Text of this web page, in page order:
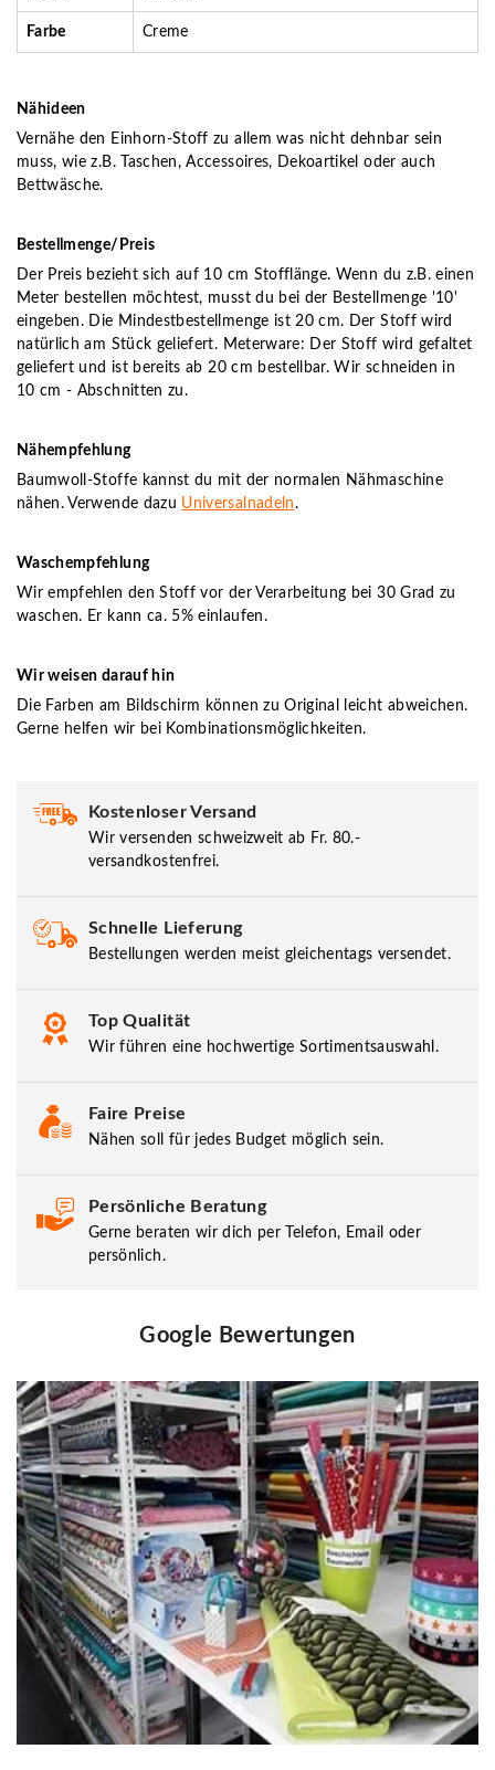
Farbe Creme
Nähideen
Vernähe den Einhorn-Stoff zu allem was nicht dehnbar sein
muss, wie z.B. Taschen, Accessoires, Dekoartikel oder auch
Bettwäsche.
Bestellmenge/Preis
Der Preis bezieht sich auf 10 cm Stofflänge. Wenn du z.B. einen
Meter bestellen möchtest, musst du bei der Bestellmenge '10'
eingeben. Die Mindestbestellmenge ist 20 cm. Der Stoff wird
natürlich am Stück geliefert. Meterware: Der Stoff wird gefaltet
geliefert und ist bereits ab 20 cm bestellbar. Wir schneiden in
10 cm - Abschnitten zu.
Nähempfehlung
Baumwoll-Stoffe kannst du mit der normalen Nähmaschine
nähen. Verwende dazu Universalnadeln.
Waschempfehlung
Wir empfehlen den Stoff vor der Verarbeitung bei 30 Grad zu
waschen. Er kann ca. 5% einlaufen.
Wir weisen darauf hin
Die Farben am Bildschirm können zu Original leicht abweichen.
Gerne helfen wir bei Kombinationsmöglichkeiten.
Kostenloser Versand
Wir versenden schweizweit ab Fr. 80.-
versandkostenfrei.
Schnelle Lieferung
Bestellungen werden meist gleichentags versendet.
Top Qualität
Wir führen eine hochwertige Sortimentsauswahl.
Faire Preise
Nähen soll für jedes Budget möglich sein.
Persönliche Beratung
Gerne beraten wir dich per Telefon, Email oder
persönlich.
Google Bewertungen